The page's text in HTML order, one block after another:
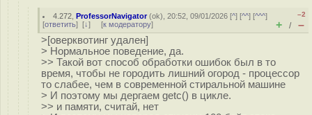
4.272 ,ProfessorNavigator(ok), 20:52, 09/01/2026 [^] [^^] [^^^]
[ответить] [↓] [к модератору]
–2
+ / –
>[оверквотинг удален]
> Нормальное поведение, да.
>> Такой вот способ обработки ошибок был в то
время, чтобы не городить лишний огород - процессор
то слабее, чем в современной стиральной машине
> И поэтому мы дергаем getc() в цикле.
>> и памяти, считай, нет